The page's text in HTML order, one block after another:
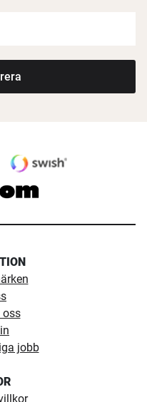
oss
jobb